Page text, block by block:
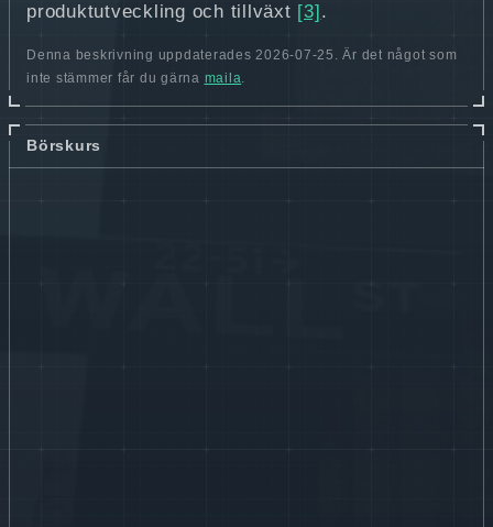
produktutveckling och tillväxt [3] .
Denna beskrivning uppdaterades 2026-07-25. Är det något som
inte stämmer får du gärna maila.
Börskurs